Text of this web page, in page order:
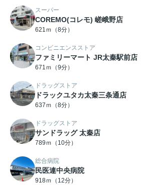
スーパー
COREMO(コレモ) 嵯峨野店
621ｍ（8分）
コンビニエンスストア
ファミリーマート JR太秦駅前店
671ｍ（9分）
ドラッグストア
ドラックユタカ太秦三条通店
637ｍ（8分）
ドラッグストア
サンドラッグ 太秦店
789ｍ（10分）
総合病院
民医連中央病院
918ｍ（12分）